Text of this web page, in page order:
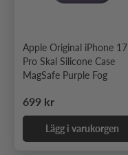
Apple Original iPhone 17
Pro Skal Silicone Case
MagSafe Purple Fog
Ordinarie pris
699 kr
Lägg i varukorgen